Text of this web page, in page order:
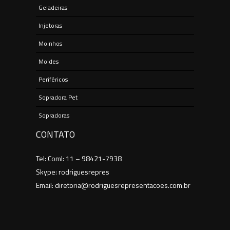
Geladeiras
Injetoras
Moinhos
Moldes
Periféricos
Sopradora Pet
Sopradoras
CONTATO
Tel: Coml: 11 – 98421-7938
Skype: rodriguesrepres
Email: diretoria@rodriguesrepresentacoes.com.br